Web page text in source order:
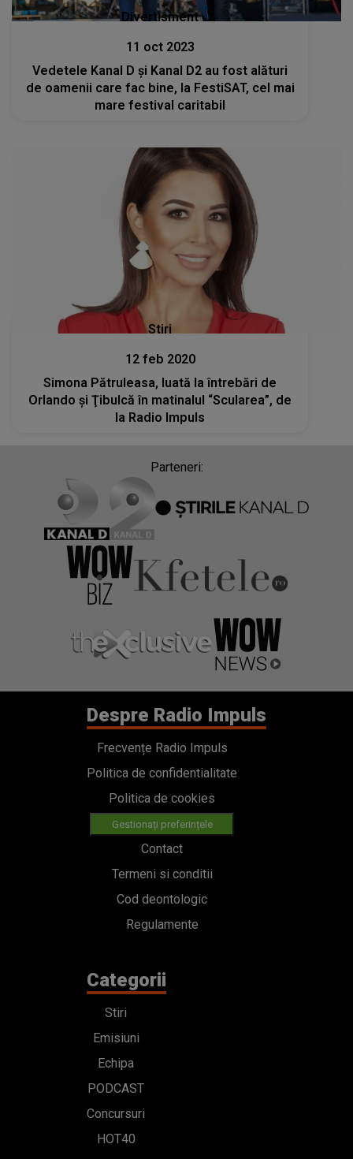
Divertisment
11 oct 2023
Vedetele Kanal D și Kanal D2 au fost alături
de oamenii care fac bine, la FestiSAT, cel mai
mare festival caritabil
Stiri
12 feb 2020
Simona Pătruleasa, luată la întrebări de
Orlando şi Ţibulcă în matinalul “Scularea”, de
la Radio Impuls
Parteneri:
Despre Radio Impuls
Frecvențe Radio Impuls
Politica de confidentialitate
Politica de cookies
Gestionați preferințele
Contact
Termeni si conditii
Cod deontologic
Regulamente
Categorii
Stiri
Emisiuni
Echipa
PODCAST
Concursuri
HOT40